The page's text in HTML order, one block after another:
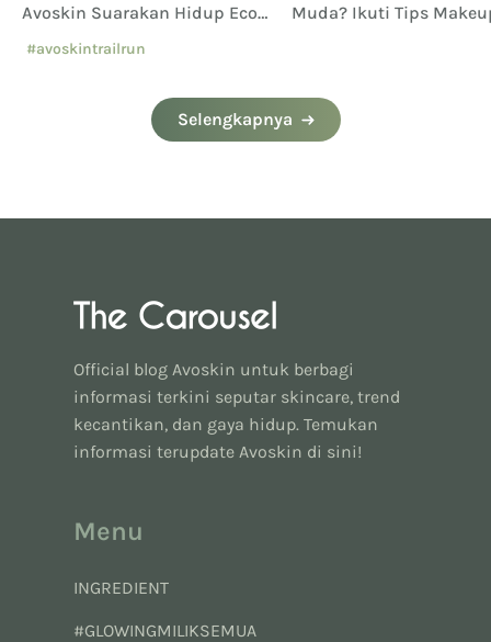
Avoskin Suarakan Hidup Eco
#avoskintrailrun
Muda? Ikuti Tips
Selengkapnya
Official blog Avoskin untuk berbagi
informasi terkini seputar skincare, trend
kecantikan, dan gaya hidup. Temukan
informasi terupdate Avoskin di sini!
Menu
INGREDIENT
#GLOWINGMILIKSEMUA